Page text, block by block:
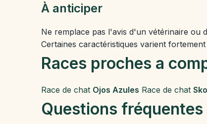
À anticiper
Ne remplace pas l'avis d'un vétérinaire ou
Certaines caractéristiques varient
Races proches a
Race de chat Ojos Azules Race de chat
Questions fréquentes